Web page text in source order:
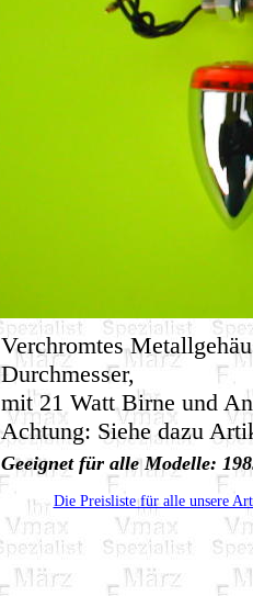
Verchromtes
Durchmesser,
mit 21 Watt Birne und
Achtung: Siehe dazu
Geeignet für alle Modelle:
Die Preisliste für alle unsere